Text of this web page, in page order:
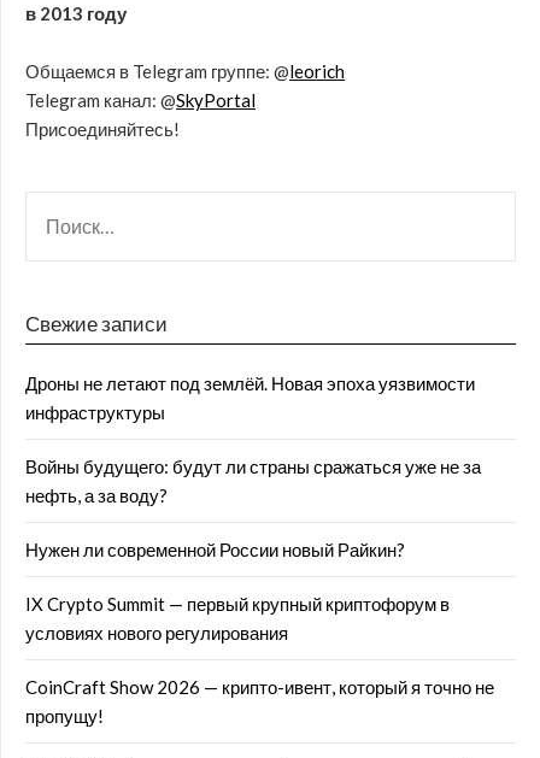
в 2013 году
Общаемся в Telegram группе: @leorich
Telegram канал: @SkyPortal
Присоединяйтесь!
Свежие записи
Дроны не летают под землёй. Новая эпоха уязвимости
инфраструктуры
Войны будущего: будут ли страны сражаться уже не за
нефть, а за воду?
Нужен ли современной России новый Райкин?
IX Crypto Summit — первый крупный криптофорум в
условиях нового регулирования
CoinCraft Show 2026 — крипто-ивент, который я точно не
пропущу!